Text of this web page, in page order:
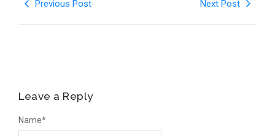
Previous Post Next Post
Leave a Reply
Name*